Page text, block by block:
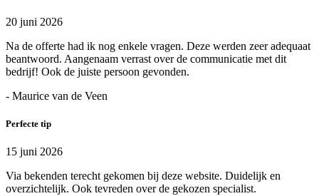
20 juni 2026
Na de offerte had ik nog enkele vragen. Deze werden zeer adequaat
beantwoord. Aangenaam verrast over de communicatie met dit
bedrijf! Ook de juiste persoon gevonden.
- Maurice van de Veen
Perfecte tip
15 juni 2026
Via bekenden terecht gekomen bij deze website. Duidelijk en
overzichtelijk. Ook tevreden over de gekozen specialist.